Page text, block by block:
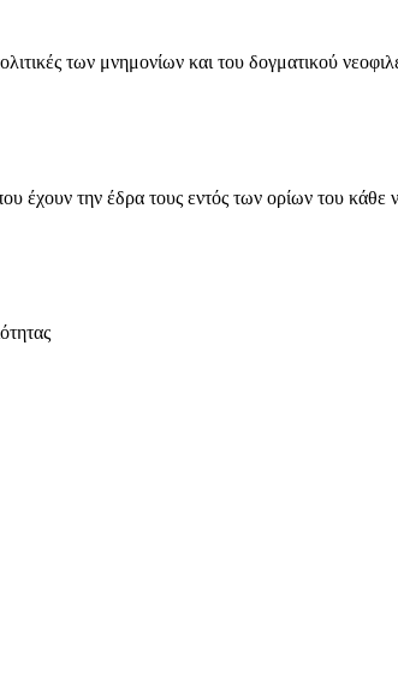
των μνημονίων και του δογματικού
έχουν την έδρα τους εντός των ορίων του κάθε